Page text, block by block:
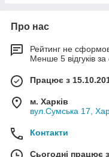
Про нас
Рейтинг не
Менше 5 відгуків за
Працює з
м. Харків
вул.Сумська 17,
Контакти
Сьогодні працює